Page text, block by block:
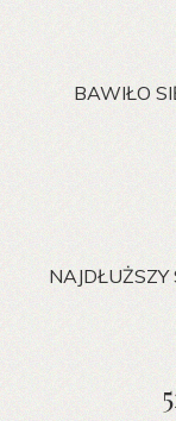
BAWIŁO
NAJDŁUŻSZY